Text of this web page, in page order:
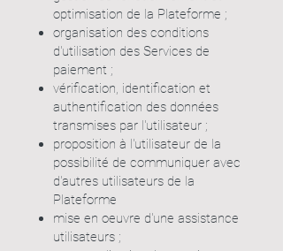
optimisation de la Plateforme ;
organisation des conditions
d'utilisation des Services de
paiement ;
vérification, identification et
authentification des données
transmises par l'utilisateur ;
proposition à l'utilisateur de la
possibilité de communiquer avec
d'autres utilisateurs de la
Plateforme
mise en oeuvre d'une assistance
utilisateurs ;